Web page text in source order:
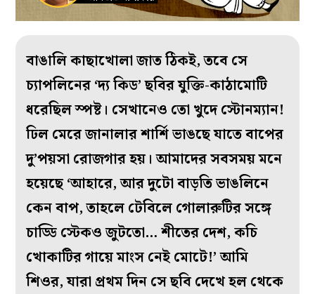
বাঙালি কাছাখোলা জাত ঠিকই, তবে সে
চ্যাপলিনের ‘দ্য কিড’ ছবির যুক্তি-কাঠামোটি
ধরেছিল স্পষ্ট। সেখানেও তো খুদে স্টোনম্যান!
ঢিল মেরে জানালার শার্শি ভাঙছে যাতে বাপের
দু’পয়সা রোজগার হয়। আমাদের সবসময় মনে
হয়েছে ‘আহারে, আর দুটো বাড়তি ভাঙলিনে
কেন বাপ, তাহলে টেবিলে গোলারুটির সঙ্গে
চাড্ডি স্টেকও জুটতো… শীতের দেশ, কচি
খোকাটির গায়ে মাংস নেই মোটে!’ আমি
শিওর, যারা প্রথম দিন সে ছবি দেখে হল থেকে